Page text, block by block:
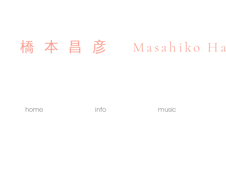
橋本昌彦 Masahiko
home info music